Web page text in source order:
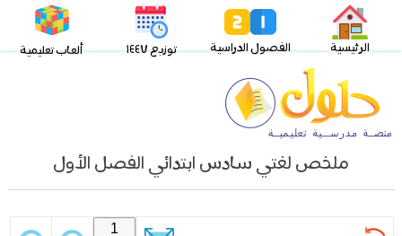
الرئيسية الفصول الدراسية توزيع ١٤٤٧ ألعاب تعليمية
ملخص لغتي سادس ابتدائي الفصل الأول